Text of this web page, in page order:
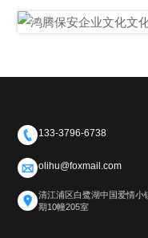
133-3796-6738
olihu@foxmail.com
清江浦区白鹭湖中国爱情小
期10幢205室